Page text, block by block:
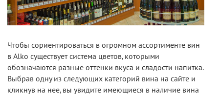
Чтобы сориентироваться в огромном ассортименте вин
в Alko существует система цветов, которыми
обозначаются разные оттенки вкуса и сладости напитка.
Выбрав одну из следующих категорий вина на сайте и
кликнув на нее, вы увидите имеющиеся в наличие вина